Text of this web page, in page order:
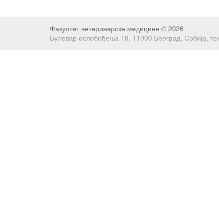
Факултет ветеринарске медицине © 2026
Булевар ослобођења 18, 11000 Београд, Србија,